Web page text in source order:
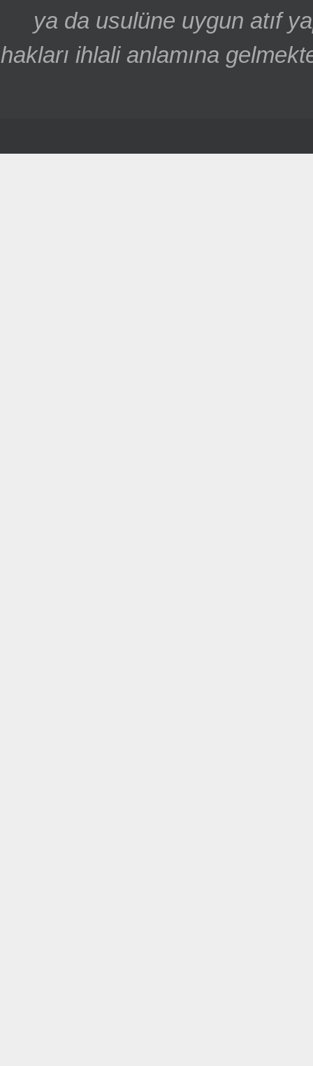
ya da usulüne uygun atıf
hakları ihlali anlamına